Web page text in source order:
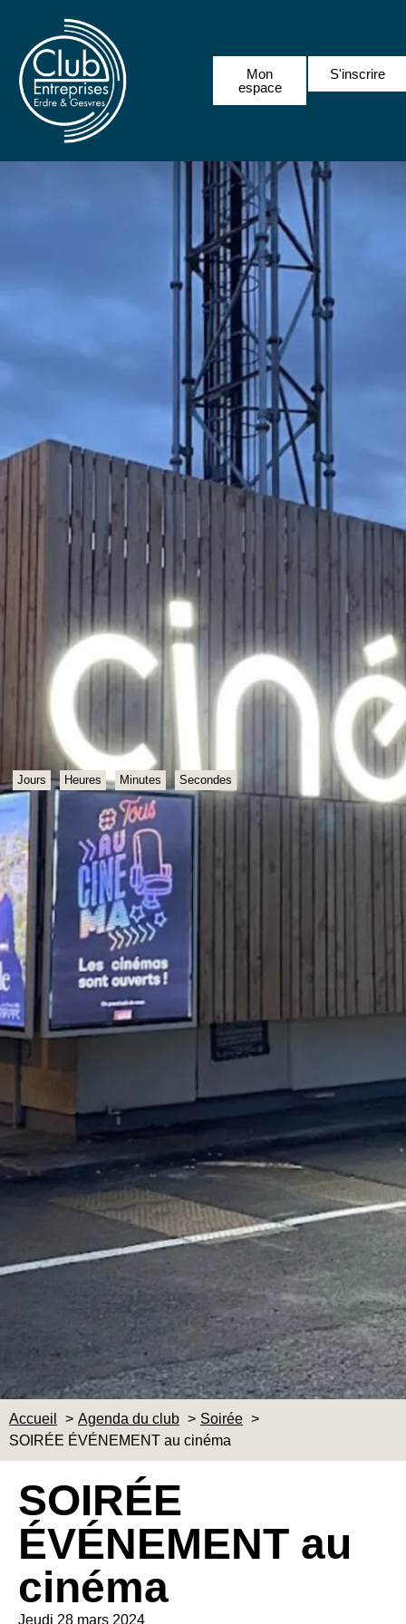
Mon
espace
S'inscrire
Jours Heures Minutes Secondes
Accueil Agenda du club
Soirée
SOIRÉE ÉVÉNEMENT au cinéma
SOIRÉE
ÉVÉNEMENT au
cinéma
Jeudi 28 mars 2024